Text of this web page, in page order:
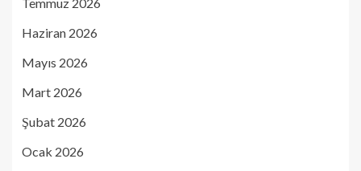
Haziran 2026
Mayıs 2026
Mart 2026
Şubat 2026
Ocak 2026